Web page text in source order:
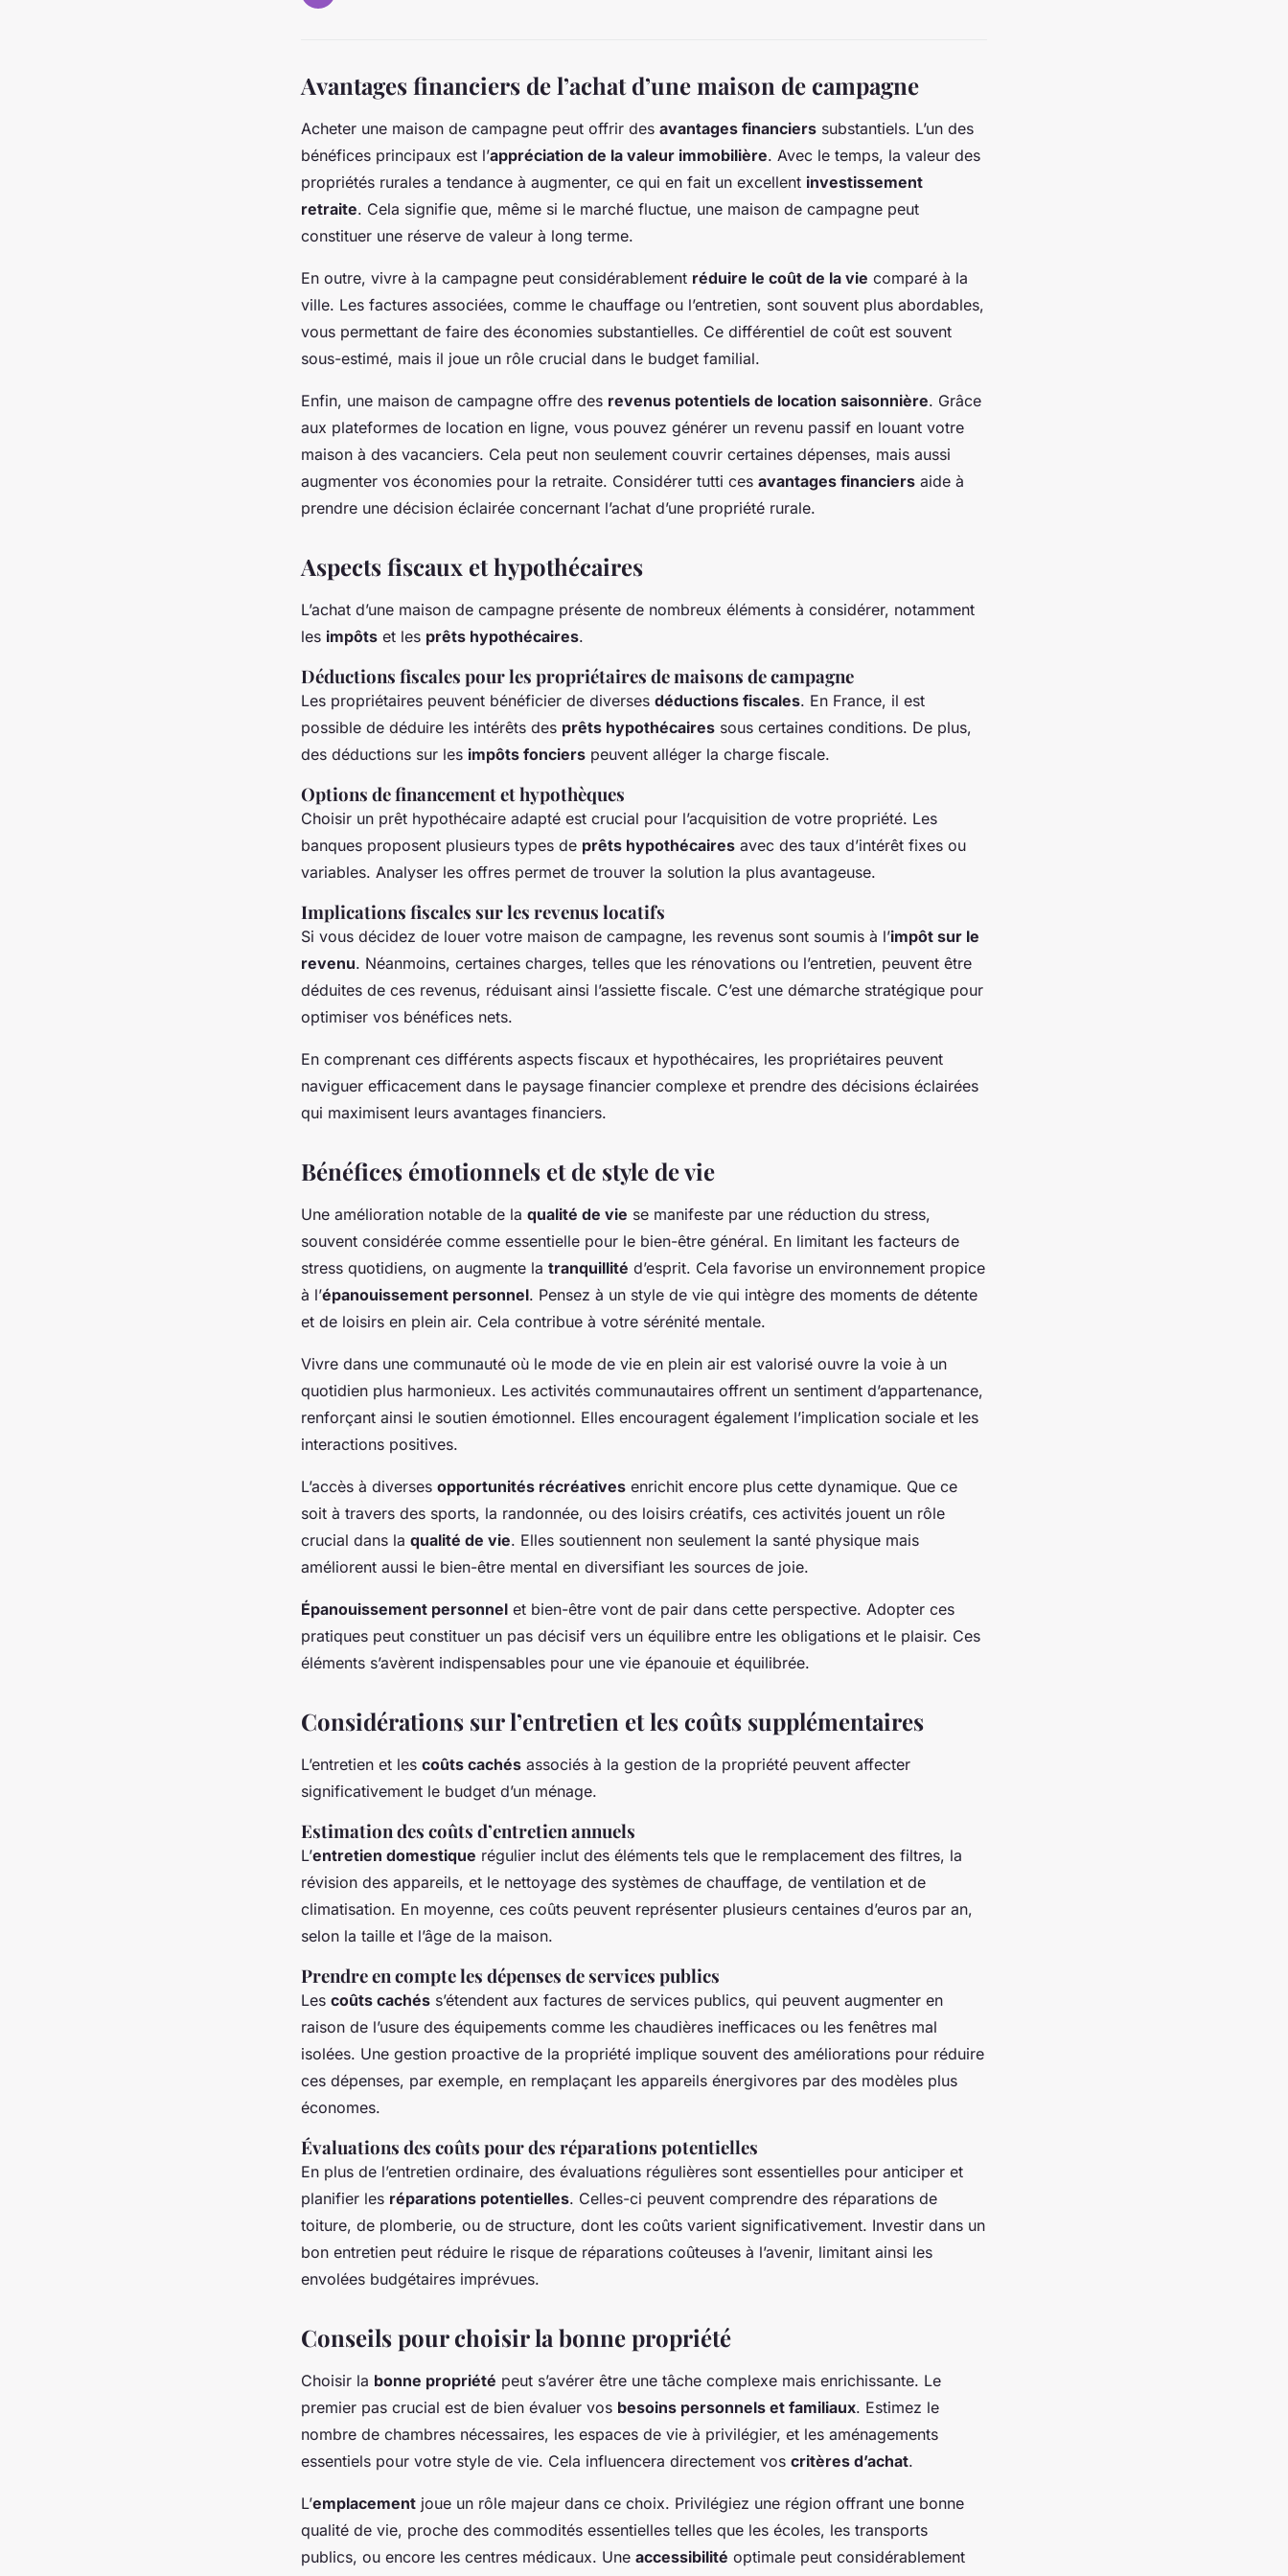
Avantages financiers de l’achat d’une maison de campagne
Acheter une maison de campagne peut offrir des avantages financiers substantiels. L’un des
bénéfices principaux est l’appréciation de la valeur immobilière. Avec le temps, la valeur des
propriétés rurales a tendance à augmenter, ce qui en fait un excellent investissement
retraite. Cela signifie que, même si le marché fluctue, une maison de campagne peut
constituer une réserve de valeur à long terme.
En outre, vivre à la campagne peut considérablement réduire le coût de la vie comparé à la
ville. Les factures associées, comme le chauffage ou l’entretien, sont souvent plus abordables,
vous permettant de faire des économies substantielles. Ce différentiel de coût est souvent
sous-estimé, mais il joue un rôle crucial dans le budget familial.
Enfin, une maison de campagne offre des revenus potentiels de location saisonnière. Grâce
aux plateformes de location en ligne, vous pouvez générer un revenu passif en louant votre
maison à des vacanciers. Cela peut non seulement couvrir certaines dépenses, mais aussi
augmenter vos économies pour la retraite. Considérer tutti ces avantages financiers aide à
prendre une décision éclairée concernant l’achat d’une propriété rurale.
Aspects fiscaux et hypothécaires
L’achat d’une maison de campagne présente de nombreux éléments à considérer, notamment
les impôts et les prêts hypothécaires.
Déductions fiscales pour les propriétaires de maisons de campagne
Les propriétaires peuvent bénéficier de diverses déductions fiscales. En France, il est
possible de déduire les intérêts des prêts hypothécaires sous certaines conditions. De plus,
des déductions sur les impôts fonciers peuvent alléger la charge fiscale.
Options de financement et hypothèques
Choisir un prêt hypothécaire adapté est crucial pour l’acquisition de votre propriété. Les
banques proposent plusieurs types de prêts hypothécaires avec des taux d’intérêt fixes ou
variables. Analyser les offres permet de trouver la solution la plus avantageuse.
Implications fiscales sur les revenus locatifs
Si vous décidez de louer votre maison de campagne, les revenus sont soumis à l’impôt sur le
revenu. Néanmoins, certaines charges, telles que les rénovations ou l’entretien, peuvent être
déduites de ces revenus, réduisant ainsi l’assiette fiscale. C’est une démarche stratégique pour
optimiser vos bénéfices nets.
En comprenant ces différents aspects fiscaux et hypothécaires, les propriétaires peuvent
naviguer efficacement dans le paysage financier complexe et prendre des décisions éclairées
qui maximisent leurs avantages financiers.
Bénéfices émotionnels et de style de vie
Une amélioration notable de la qualité de vie se manifeste par une réduction du stress,
souvent considérée comme essentielle pour le bien-être général. En limitant les facteurs de
stress quotidiens, on augmente la tranquillité d’esprit. Cela favorise un environnement propice
à l’épanouissement personnel. Pensez à un style de vie qui intègre des moments de détente
et de loisirs en plein air. Cela contribue à votre sérénité mentale.
Vivre dans une communauté où le mode de vie en plein air est valorisé ouvre la voie à un
quotidien plus harmonieux. Les activités communautaires offrent un sentiment d’appartenance,
renforçant ainsi le soutien émotionnel. Elles encouragent également l’implication sociale et les
interactions positives.
L’accès à diverses opportunités récréatives enrichit encore plus cette dynamique. Que ce
soit à travers des sports, la randonnée, ou des loisirs créatifs, ces activités jouent un rôle
crucial dans la qualité de vie. Elles soutiennent non seulement la santé physique mais
améliorent aussi le bien-être mental en diversifiant les sources de joie.
Épanouissement personnel et bien-être vont de pair dans cette perspective. Adopter ces
pratiques peut constituer un pas décisif vers un équilibre entre les obligations et le plaisir. Ces
éléments s’avèrent indispensables pour une vie épanouie et équilibrée.
Considérations sur l’entretien et les coûts supplémentaires
L’entretien et les coûts cachés associés à la gestion de la propriété peuvent affecter
significativement le budget d’un ménage.
Estimation des coûts d’entretien annuels
L’entretien domestique régulier inclut des éléments tels que le remplacement des filtres, la
révision des appareils, et le nettoyage des systèmes de chauffage, de ventilation et de
climatisation. En moyenne, ces coûts peuvent représenter plusieurs centaines d’euros par an,
selon la taille et l’âge de la maison.
Prendre en compte les dépenses de services publics
Les coûts cachés s’étendent aux factures de services publics, qui peuvent augmenter en
raison de l’usure des équipements comme les chaudières inefficaces ou les fenêtres mal
isolées. Une gestion proactive de la propriété implique souvent des améliorations pour réduire
ces dépenses, par exemple, en remplaçant les appareils énergivores par des modèles plus
économes.
Évaluations des coûts pour des réparations potentielles
En plus de l’entretien ordinaire, des évaluations régulières sont essentielles pour anticiper et
planifier les réparations potentielles. Celles-ci peuvent comprendre des réparations de
toiture, de plomberie, ou de structure, dont les coûts varient significativement. Investir dans un
bon entretien peut réduire le risque de réparations coûteuses à l’avenir, limitant ainsi les
envolées budgétaires imprévues.
Conseils pour choisir la bonne propriété
Choisir la bonne propriété peut s’avérer être une tâche complexe mais enrichissante. Le
premier pas crucial est de bien évaluer vos besoins personnels et familiaux. Estimez le
nombre de chambres nécessaires, les espaces de vie à privilégier, et les aménagements
essentiels pour votre style de vie. Cela influencera directement vos critères d’achat.
L’emplacement joue un rôle majeur dans ce choix. Privilégiez une région offrant une bonne
qualité de vie, proche des commodités essentielles telles que les écoles, les transports
publics, ou encore les centres médicaux. Une accessibilité optimale peut considérablement